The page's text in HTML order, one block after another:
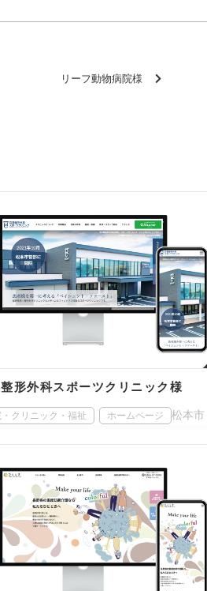
リーフ動物病院様
形外科スポーツクリニック様
クリニック・福祉 ホームページ 松本市